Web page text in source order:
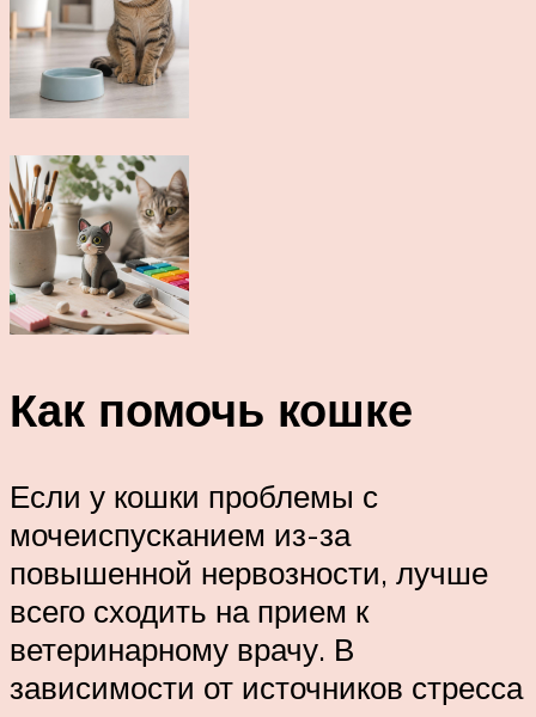
Как помочь кошке
Если у кошки проблемы с
мочеиспусканием из-за
повышенной нервозности, лучше
всего сходить на прием к
ветеринарному врачу. В
зависимости от источников стресса